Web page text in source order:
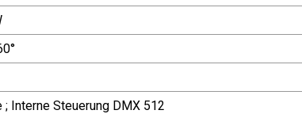
; Interne Steuerung DMX 512